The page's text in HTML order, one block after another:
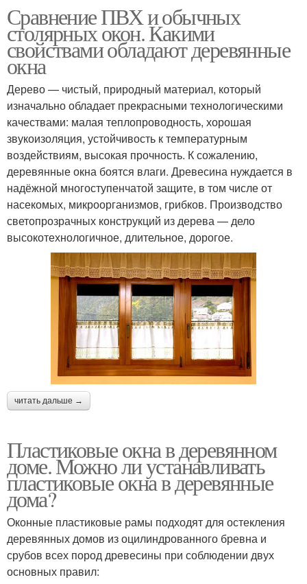
Сравнение ПВХ и обычных
столярных окон. Какими
свойствами обладают деревянные
окна
Дерево — чистый, природный материал, который
изначально обладает прекрасными технологическими
качествами: малая теплопроводность, хорошая
звукоизоляция, устойчивость к температурным
воздействиям, высокая прочность. К сожалению,
деревянные окна боятся влаги. Древесина нуждается в
надёжной многоступенчатой защите, в том числе от
насекомых, микроорганизмов, грибков. Производство
светопрозрачных конструкций из дерева — дело
высокотехнологичное, длительное, дорогое.
читать дальше →
Пластиковые окна в деревянном
доме. Можно ли устанавливать
пластиковые окна в деревянные
дома?
Оконные пластиковые рамы подходят для остекления
деревянных домов из оцилиндрованного бревна и
срубов всех пород древесины при соблюдении двух
основных правил: